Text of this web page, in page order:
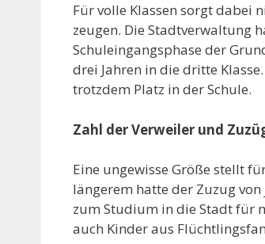
Für volle Klassen sorgt dabei
zeugen. Die Stadtverwaltung
Schuleingangsphase der
drei Jahren in die dritte
trotzdem Platz in der Schule.
Zahl der Verweiler und
Eine ungewisse Größe stellt
längerem hatte der Zuzug
zum Studium in die Stadt für
auch Kinder aus